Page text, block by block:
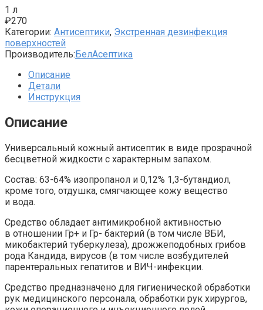
1 л
₽270
Категории: Антисептики, Экстренная дезинфекция
поверхностей
Производитель:БелАсептика
Описание
Детали
Инструкция
Описание
Универсальный кожный антисептик в виде прозрачной
бесцветной жидкости с характерным запахом.
Состав: 63-64% изопропанол и 0,12% 1,3-бутандиол,
кроме того, отдушка, смягчающее кожу вещество
и вода.
Средство обладает антимикробной активностью
в отношении Гр+ и Гр- бактерий (в том числе ВБИ,
микобактерий туберкулеза), дрожжеподобных грибов
рода Кандида, вирусов (в том числе возбудителей
парентеральных гепатитов и ВИЧ-инфекции.
Средство предназначено для гигиенической обработки
рук медицинского персонала, обработки рук хирургов,